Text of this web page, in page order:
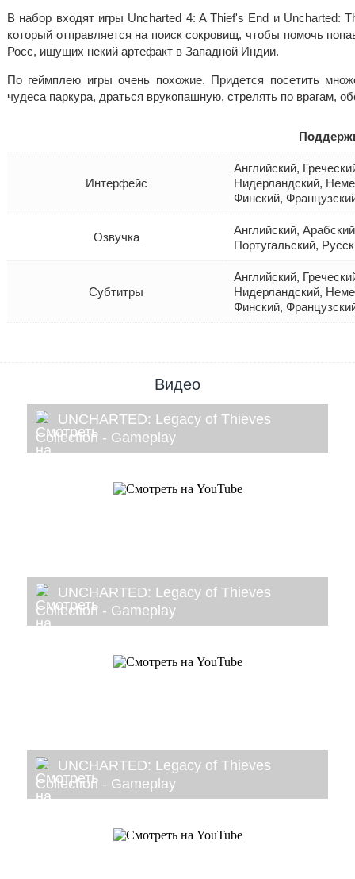
В набор входят игры Uncharted 4: A Thief's End и Uncharted:
который отправляется на поиск сокровищ, чтобы помочь
Росс, ищущих некий артефакт в Западной Индии.
По геймплею игры очень похожие. Придется посетить
чудеса паркура, драться врукопашную, стрелять по врагам,
Интерфейс
Английский,
Нидерландский,
Финский,
Озвучка
Английский,
Португальский,
Субтитры
Английский,
Нидерландский,
Финский,
Видео
UNCHARTED: Legacy of Thieves
Collection - Gameplay
UNCHARTED: Legacy of Thieves
Collection - Gameplay
UNCHARTED: Legacy of Thieves
Collection - Gameplay